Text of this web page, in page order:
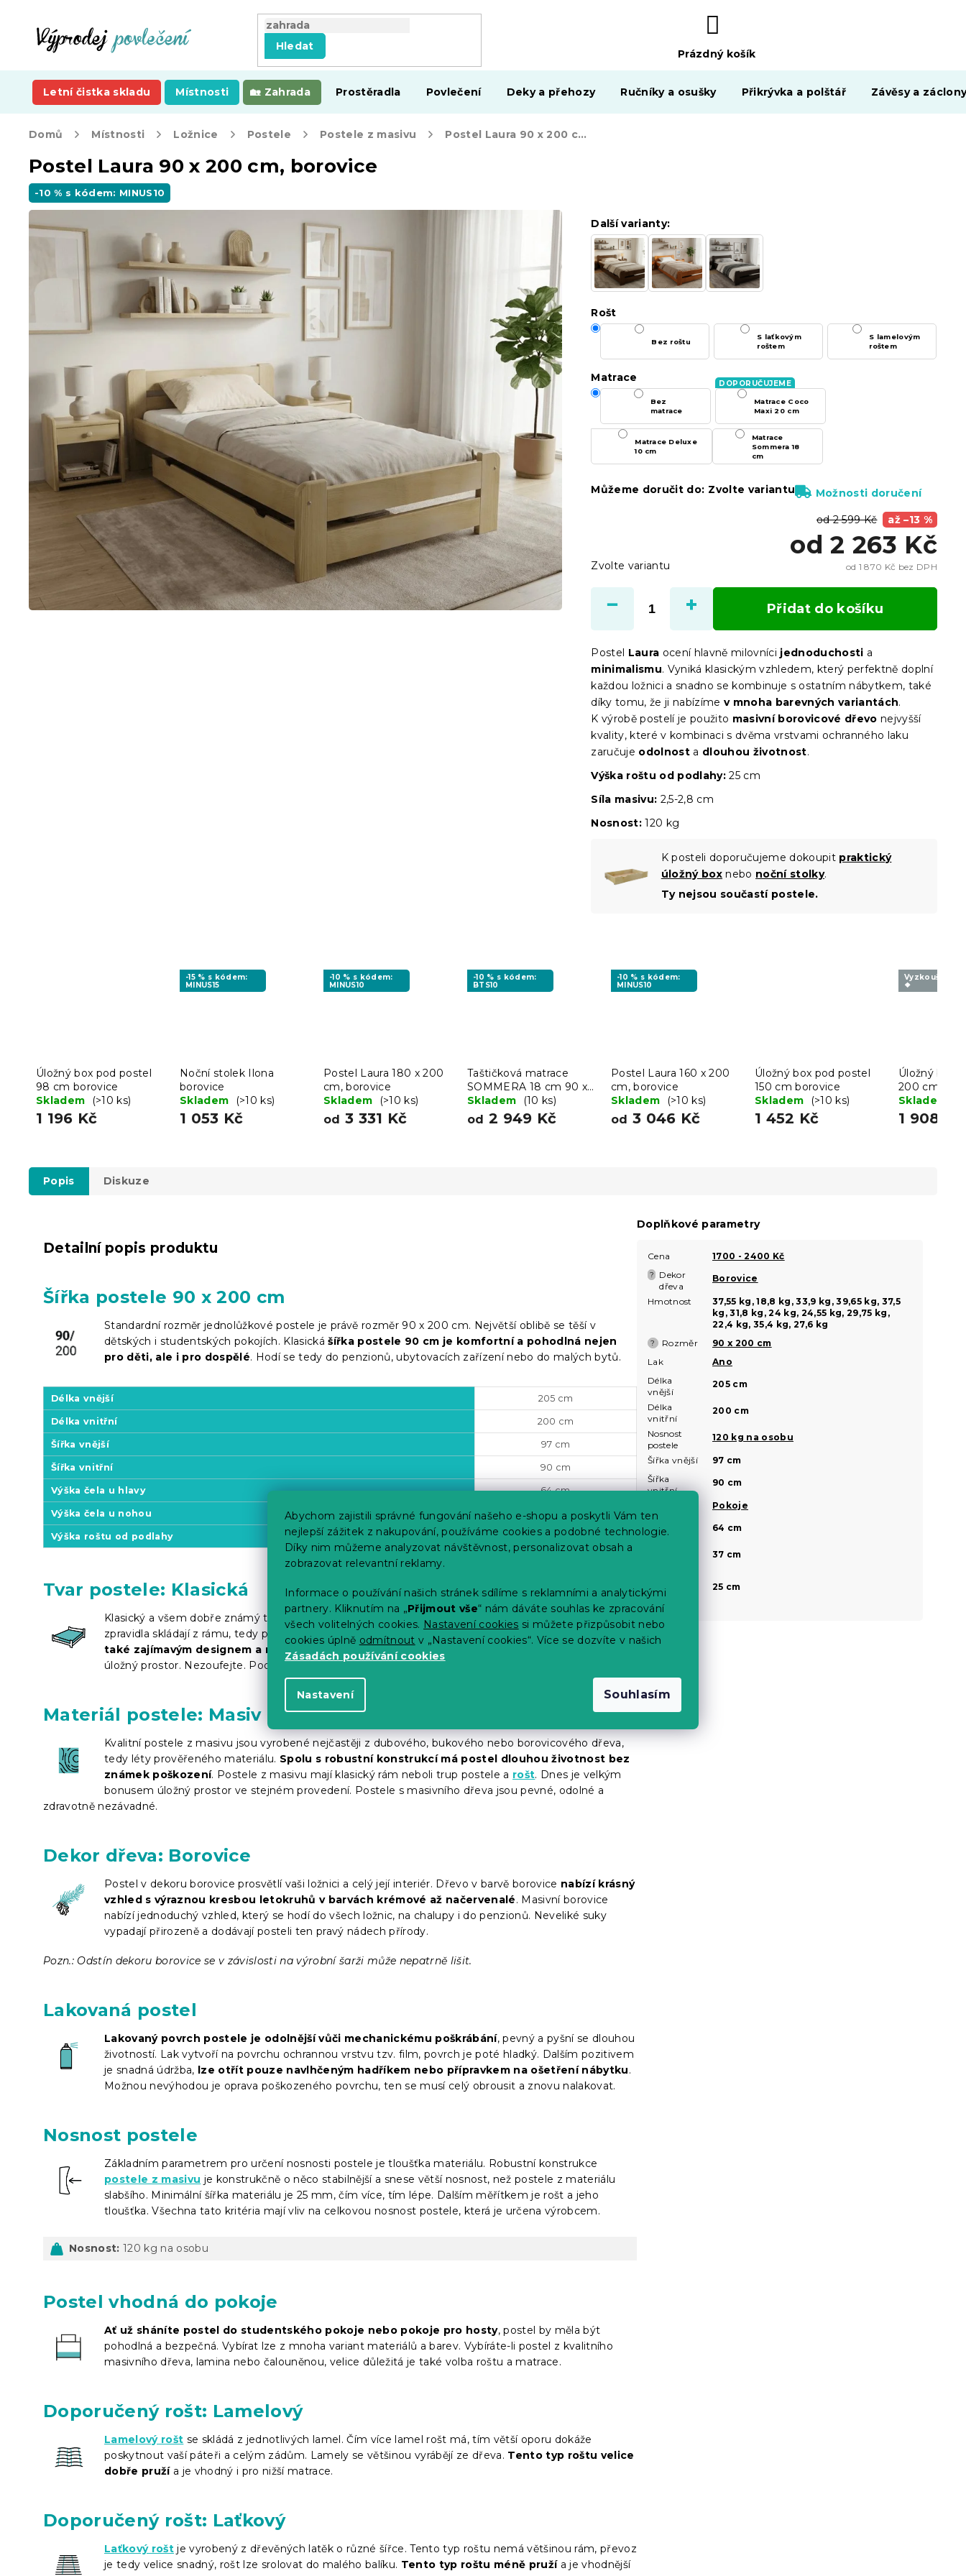
Abychom zajistili správné fungování našeho e-shopu a poskytli Vám ten
nejlepší zážitek z nakupování, používáme cookies a podobné technologie.
Díky nim můžeme analyzovat návštěvnost, personalizovat obsah a
zobrazovat relevantní reklamy.
Informace o používání našich stránek sdílíme s reklamními a analytickými
partnery. Kliknutím na „Přijmout vše“ nám dáváte souhlas ke zpracování
všech volitelných cookies. Nastavení cookies si můžete přizpůsobit nebo
cookies úplně odmítnout v „Nastavení cookies“. Více se dozvíte v našich
Zásadách používání cookies
Nastavení Souhlasím
Hledat
NÁKUPNÍ
KOŠÍK
Prázdný košík
Letní čistka skladu Místnosti Zahrada Prostěradla Povlečení Deky a přehozy Ručníky a osušky Přikrývka a polštář Závěsy a
Domů Místnosti Ložnice Postele Postele z masivu Postel Laura 90 x 200 cm, borovice
Postel Laura 90 x 200 cm, borovice
-10 % s kódem: MINUS10
od 2 599 Kč až –13 %
od2 263 Kč
od 1 870 Kč bez DPH
cena:
Zvolte variantu
Další varianty:
Rošt
Bez roštu
S laťkovým
roštem
S lamelovým
roštem
Matrace
Bez
matrace
Matrace Coco
Maxi 20 cm
Matrace Deluxe
10 cm
Matrace
Sommera 18
cm
Můžeme doručit do: Zvolte variantu Možnosti doručení
Přidat do košíku
Postel Laura ocení hlavně milovníci jednoduchosti a
minimalismu. Vyniká klasickým vzhledem, který perfektně doplní
každou ložnici a snadno se kombinuje s ostatním nábytkem, také
díky tomu, že ji nabízímev mnoha barevných variantách.
K výrobě postelí je použito masivní borovicové dřevo nejvyšší
kvality, které v kombinaci s dvěma vrstvami ochranného laku
zaručuje odolnost a dlouhou životnost.
Výška roštu od podlahy:25 cm
Síla masivu: 2,5-2,8 cm
Nosnost: 120 kg
K posteli doporučujeme dokoupit praktický
úložný box nebo noční stolky.
Ty nejsou součastí postele.
Úložný box pod postel
98 cm borovice
Skladem
(>10 ks)
1 196 Kč
-15 % s kódem:
MINUS15
Noční stolek Ilona
borovice
Skladem
(>10 ks)
1 053 Kč
-10 % s kódem:
MINUS10
Postel Laura 180 x 200
cm, borovice
Skladem
(>10 ks)
od 3 331 Kč
-10 % s kódem:
BTS10
Taštičková matrace
SOMMERA 18 cm 90 x
200 cm
Skladem (10 ks)
od 2 949 Kč
-10 % s kódem:
MINUS10
Postel Laura 160 x 200
cm, borovice
Skladem
(>10 ks)
od 3 046 Kč
Úložný box pod postel
150 cm borovice
Skladem
(>10 ks)
1 452 Kč
Vyzkoušejte v
❖
Úložný box
200 cm
Skladem
1 908 Kč
Popis Diskuze
Detailní popis produktu
Šířka postele 90 x 200 cm
Standardní rozměr jednolůžkové postele je právě rozměr 90 x 200 cm. Největší oblibě se těší v
dětských i studentských pokojích. Klasickášířka postele 90 cm je komfortní a pohodlná nejen
pro děti, ale i pro dospělé. Hodí se tedy do penzionů, ubytovacích zařízení nebo do malých bytů.
Délka vnější 205 cm
Délka vnitřní 200 cm
Šířka vnější 97 cm
Šířka vnitřní 90 cm
Výška čela u hlavy 64 cm
Výška čela u nohou 37 cm
Výška roštu od podlahy 25 cm
Tvar postele: Klasická
Klasický a všem dobře známý tvar postele stojí samostatně a pevně na podlaze. Klasické postele se
zpravidla skládají z rámu, tedy pevného korpusu a dále roštu, na který se umísťuje matrace. Pyšní se
také zajímavým designem a různým barevným provedením
úložný prostor. Nezoufejte. Pod většinu klasických postelí lze pořídit
Materiál postele: Masiv
Kvalitní postele z masivu jsou vyrobené nejčastěji z dubového, bukového nebo borovicového dřeva,
tedy léty prověřeného materiálu. Spolu s robustní konstrukcí má postel dlouhou životnost bez
známek poškození. Postele z masivu mají klasický rám neboli trup postele a rošt. Dnes je velkým
bonusem úložný prostor ve stejném provedení. Postele s masivního dřeva jsou pevné, odolné a
zdravotně nezávadné.
Dekor dřeva: Borovice
Postel v dekoru borovice prosvětlí vaši ložnici a celý její interiér. Dřevo v barvě borovice nabízí krásný
vzhled s výraznou kresbou letokruhů v barvách krémové až načervenalé. Masivní borovice
nabízí jednoduchý vzhled, který se hodí do všech ložnic, na chalupy i do penzionů. Neveliké suky
vypadají přirozeně a dodávají posteli ten pravý nádech přírody.
Pozn.: Odstín dekoru borovice se v závislosti na výrobní šarži může nepatrně lišit.
Lakovaná postel
Lakovaný povrch postele je odolnější vůči mechanickému poškrábání, pevný a pyšní se dlouhou
životností. Lak vytvoří na povrchu ochrannou vrstvu tzv. film, povrch je poté hladký. Dalším pozitivem
je snadná údržba, lze otřít pouze navlhčeným hadříkem nebo přípravkem na ošetření nábytku.
Možnou nevýhodou je oprava poškozeného povrchu, ten se musí celý obrousit a znovu nalakovat.
Nosnost postele
Základním parametrem pro určení nosnosti postele je tloušťka materiálu. Robustní konstrukce
postele z masivu je konstrukčně o něco stabilnější a snese větší nosnost, než postele z materiálu
slabšího. Minimální šířka materiálu je 25 mm, čím více, tím lépe. Dalším měřítkem je rošt a jeho
tloušťka. Všechna tato kritéria mají vliv na celkovou nosnost postele, která je určena výrobcem.
Nosnost: 120 kg na osobu
Postel vhodná do pokoje
Ať už sháníte postel do studentského pokoje nebo pokoje pro hosty, postel by měla být
pohodlná a bezpečná. Vybírat lze z mnoha variant materiálů a barev. Vybíráte-li postel z kvalitního
masivního dřeva, lamina nebo čalouněnou, velice důležitá je také volba roštu a matrace.
Doporučený rošt: Lamelový
Lamelový rošt se skládá z jednotlivých lamel. Čím více lamel rošt má, tím větší oporu dokáže
poskytnout vaší páteři a celým zádům. Lamely se většinou vyrábějí ze dřeva. Tento typ roštu velice
dobře pružía je vhodný i pro nižší matrace.
Doporučený rošt: Laťkový
Laťkový rošt je vyrobený z dřevěných latěk o různé šířce. Tento typ roštu nemá většinou rám, převoz
je tedy velice snadný, rošt lze srolovat do malého balíku. Tento typ roštu méně pružía je vhodnější
Doplňkové parametry
Cena 1700 - 2400 Kč
?
Dekor
dřeva
Borovice
Hmotnost
37,55 kg, 18,8 kg, 33,9 kg, 39,65 kg, 37,5
kg, 31,8 kg, 24 kg, 24,55 kg, 29,75 kg,
22,4 kg, 35,4 kg, 27,6 kg
? Rozměr
90 x 200 cm
Lak
Ano
Délka
vnější
205 cm
Délka
vnitřní
200 cm
Nosnost
postele
120 kg na osobu
Šířka vnější
97 cm
Šířka
vnitřní
90 cm
Pokoje
u hlavy
64 cm
37 cm
roštu od
podlahy
25 cm